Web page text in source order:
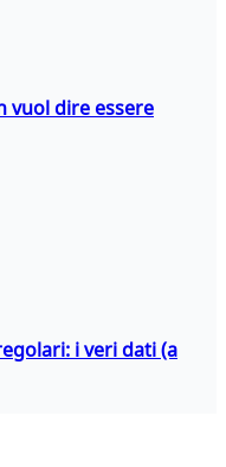
vuol dire essere
i veri dati (a